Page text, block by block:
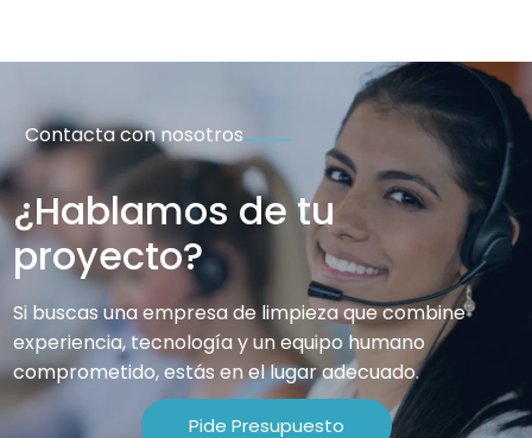
Contacta con nosotros
¿Hablamos de tu
proyecto?
Si buscas una empresa de limpieza que combine
experiencia, tecnología y un equipo humano
comprometido, estás en el lugar adecuado.
Pide Presupuesto